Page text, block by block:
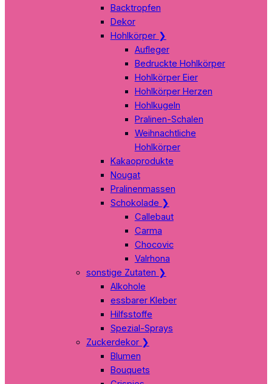
Backtropfen
Dekor
Hohlkörper ❯
Aufleger
Bedruckte Hohlkörper
Hohlkörper Eier
Hohlkörper Herzen
Hohlkugeln
Pralinen-Schalen
Weihnachtliche
Hohlkörper
Kakaoprodukte
Nougat
Pralinenmassen
Schokolade ❯
Callebaut
Carma
Chocovic
Valrhona
sonstige Zutaten ❯
Alkohole
essbarer Kleber
Hilfsstoffe
Spezial-Sprays
Zuckerdekor ❯
Blumen
Bouquets